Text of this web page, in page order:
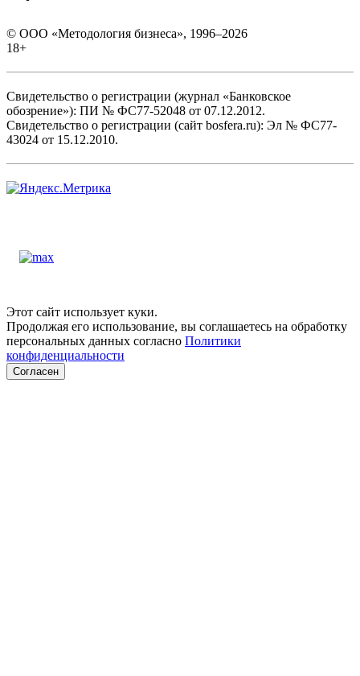
© ООО «Методология бизнеса», 1996–2026
18+
Свидетельство о регистрации (журнал «Банковское
обозрение»): ПИ № ФС77-52048 от 07.12.2012.
Свидетельство о регистрации (сайт bosfera.ru): Эл № ФС77-
43024 от 15.12.2010.
Этот сайт использует куки.
Продолжая его использование, вы соглашаетесь на обработку
персональных данных согласно Политики
конфиденциальности
Согласен